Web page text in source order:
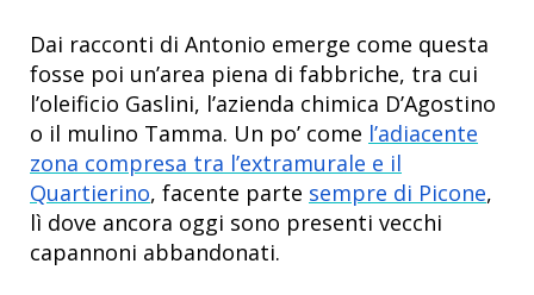
Dai racconti di Antonio emerge come questa
fosse poi un’area piena di fabbriche, tra cui
l’oleificio Gaslini, l’azienda chimica D’Agostino
o il mulino Tamma. Un po’ come l’adiacente
zona compresa tra l’extramurale e il
Quartierino, facente parte sempre di Picone,
lì dove ancora oggi sono presenti vecchi
capannoni abbandonati.